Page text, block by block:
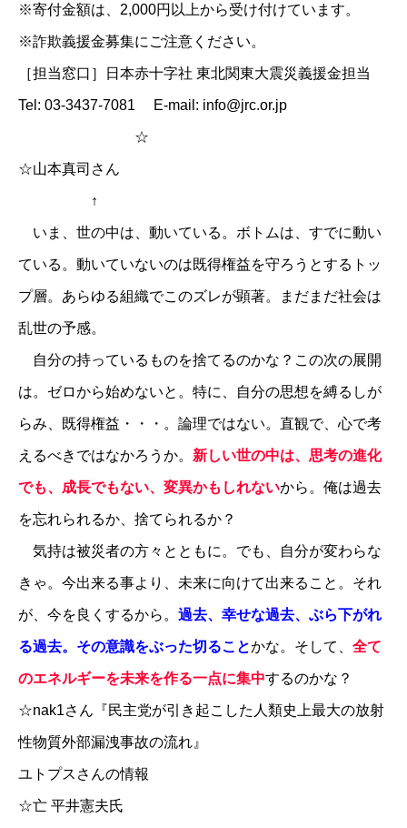
※寄付金額は、2,000円以上から受け付けています。
※詐欺義援金募集にご注意ください。
［担当窓口］日本赤十字社 東北関東大震災義援金担当
Tel: 03-3437-7081 E-mail: info@jrc.or.jp
☆
☆山本真司さん
↑
いま、世の中は、動いている。ボトムは、すでに動い
ている。動いていないのは既得権益を守ろうとするトッ
プ層。あらゆる組織でこのズレが顕著。まだまだ社会は
乱世の予感。
自分の持っているものを捨てるのかな？この次の展開
は。ゼロから始めないと。特に、自分の思想を縛るしが
らみ、既得権益・・・。論理ではない。直観で、心で考
えるべきではなかろうか。 新しい世の中は、思考の進化
でも、成長でもない、変異かもしれないから。俺は過去
を忘れられるか、捨てられるか？
気持は被災者の方々とともに。でも、自分が変わらな
きゃ。今出来る事より、未来に向けて出来ること。それ
が、今を良くするから。 過去、幸せな過去、ぶら下がれ
る過去。その意識をぶった切ることかな。そして、 全て
のエネルギーを未来を作る一点に集中するのかな？
☆nak1さん『民主党が引き起こした人類史上最大の放射
性物質外部漏洩事故の流れ』
ユトプスさんの情報
☆亡 平井憲夫氏